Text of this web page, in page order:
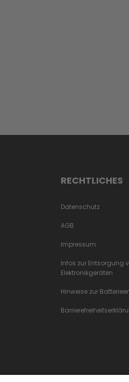
RECHTLICHES
Datenschutz
AGB
Impressum
Infos zur Entsorgung
Elektronikgeräten
Hinweise zur